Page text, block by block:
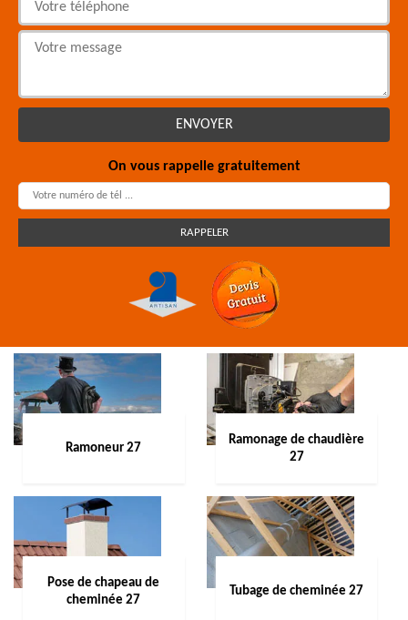
On vous rappelle gratuitement
Ramoneur 27
Ramonage de chaudière
27
Pose de chapeau de
cheminée 27
Tubage de cheminée 27